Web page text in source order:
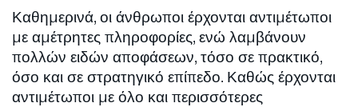
Καθημερινά, οι άνθρωποι έρχονται αντιμέτωποι
με αμέτρητες πληροφορίες, ενώ λαμβάνουν
πολλών ειδών αποφάσεων, τόσο σε πρακτικό,
όσο και σε στρατηγικό επίπεδο. Καθώς έρχονται
αντιμέτωποι με όλο και περισσότερες